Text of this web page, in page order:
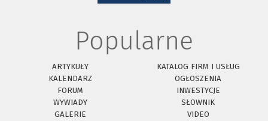
Popularne
ARTYKUŁY
KATALOG FIRM I USŁUG
KALENDARZ
OGŁOSZENIA
FORUM
INWESTYCJE
WYWIADY
SŁOWNIK
GALERIE
VIDEO